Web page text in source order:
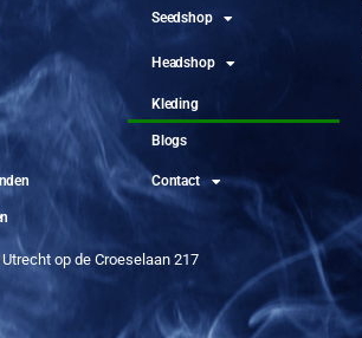
Seedshop
Headshop
Kleding
Blogs
Contact
op de Croeselaan 217